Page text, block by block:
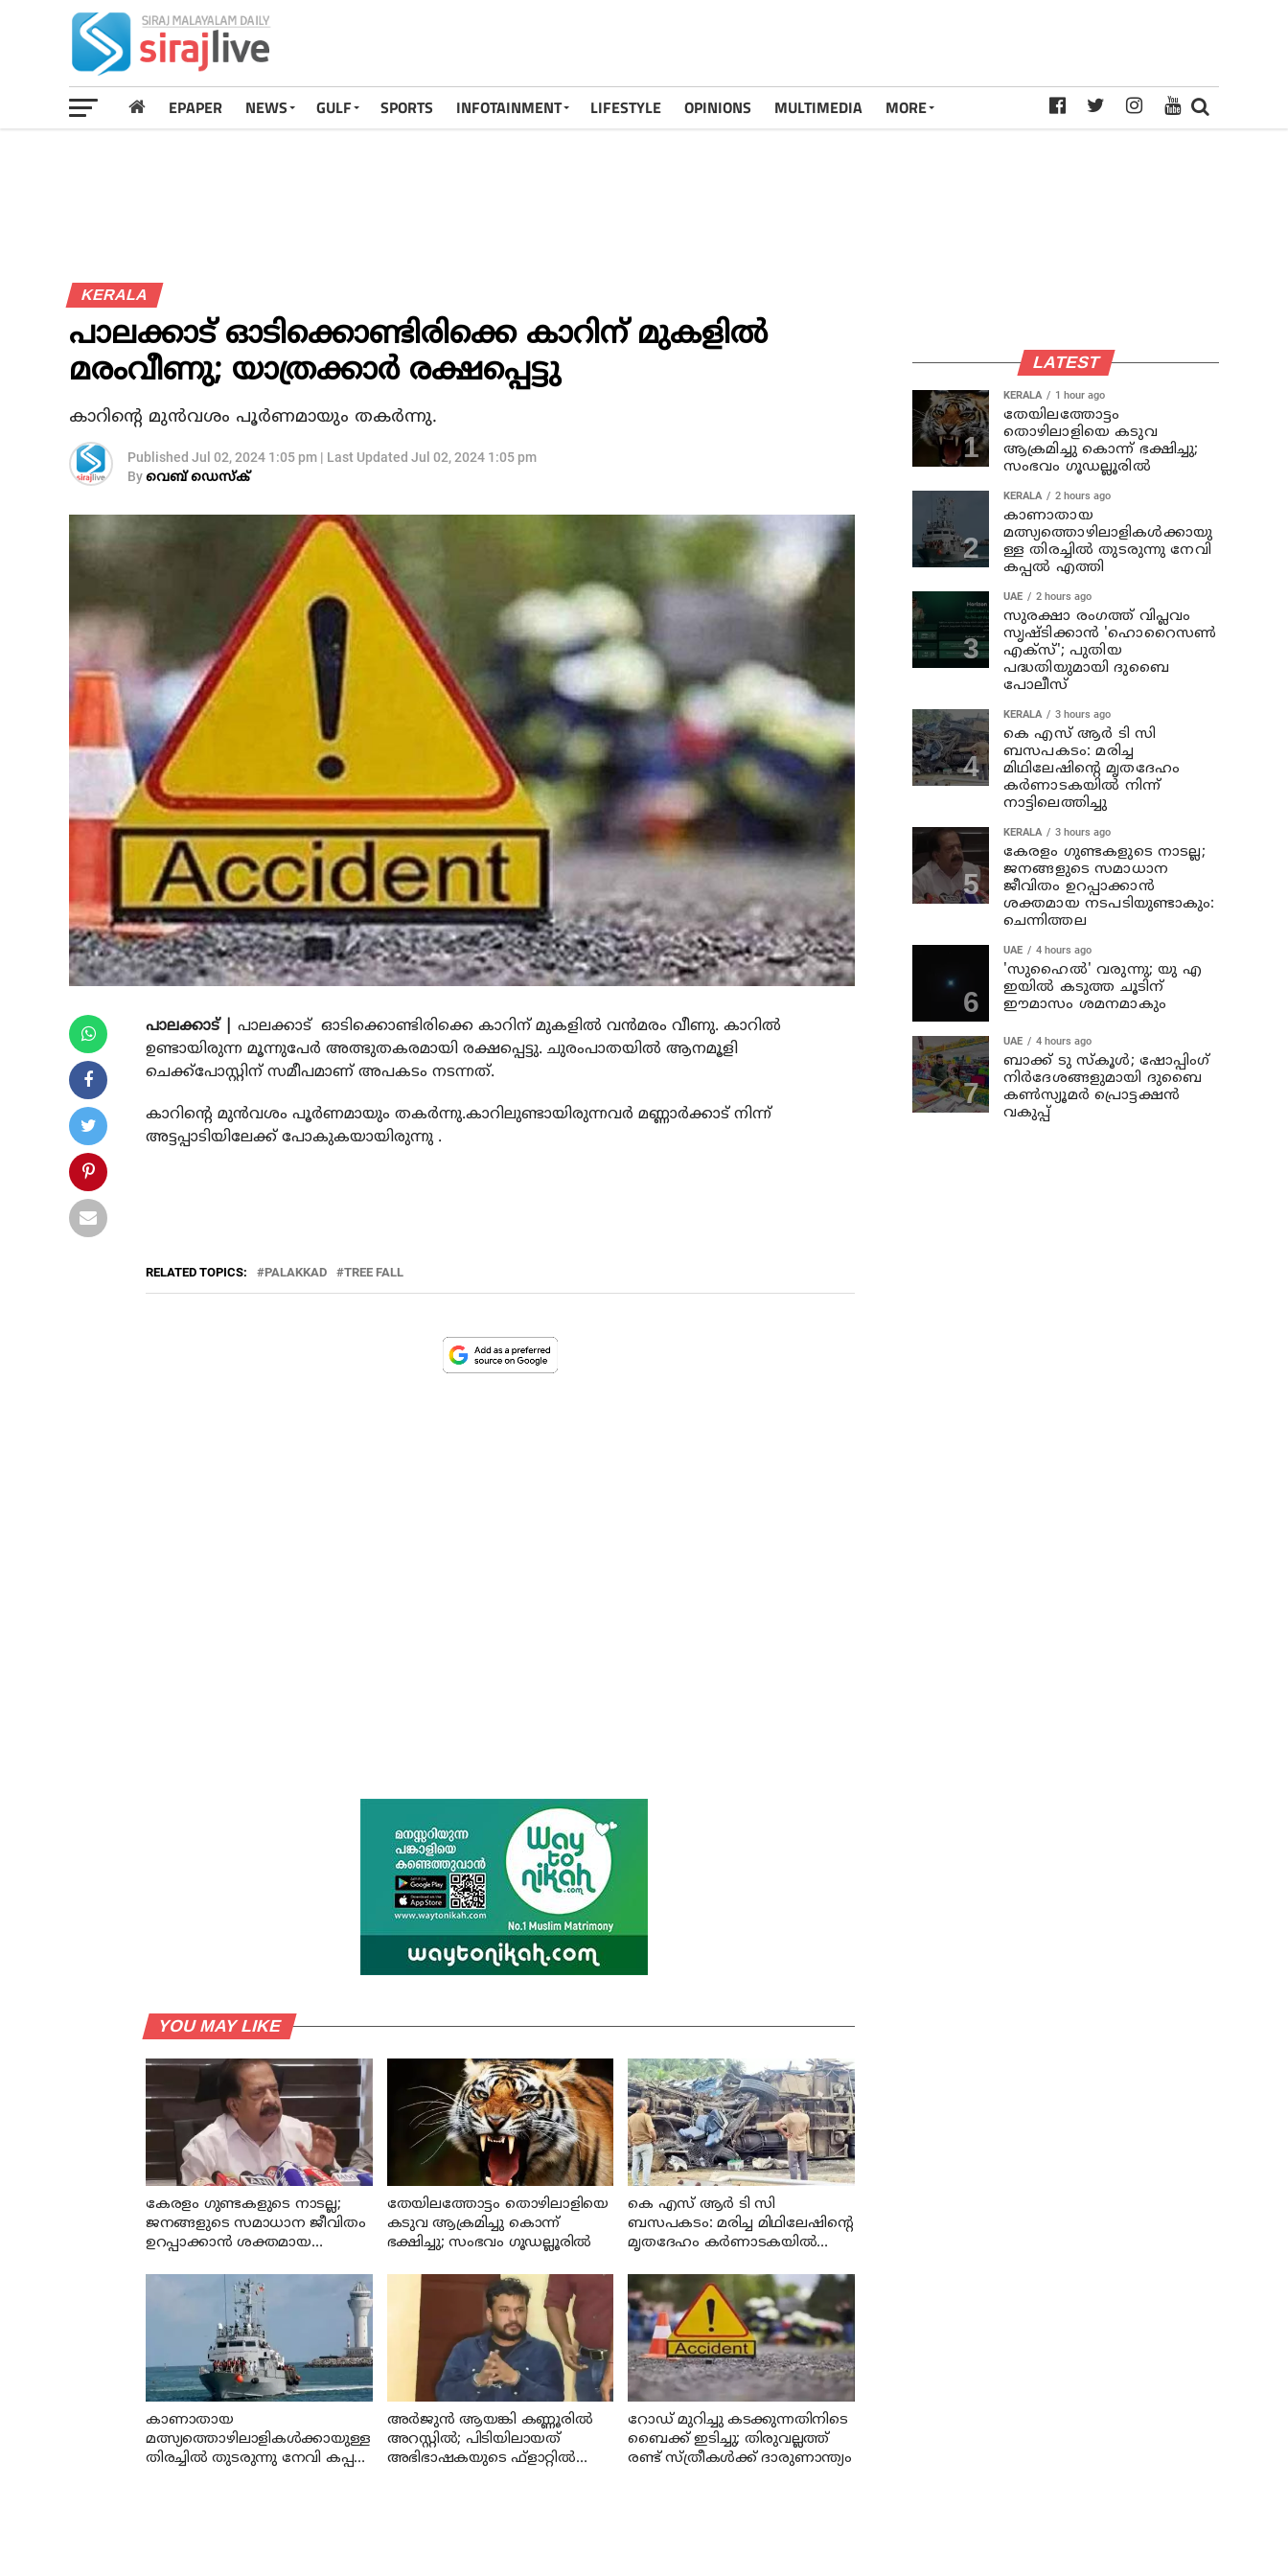
EPAPER NEWS GULF SPORTS INFOTAINMENT LIFESTYLE OPINIONS MULTIMEDIA MORE
KERALA
പാലക്കാട് ഓടിക്കൊണ്ടിരിക്കെ കാറിന് മുകളില്‍
മരംവീണു; യാത്രക്കാര്‍ രക്ഷപ്പെട്ടു
കാറിന്റെ മുന്‍വശം പൂര്‍ണമായും തകര്‍ന്നു.
Published Jul 02, 2024 1:05 pm | Last Updated Jul 02, 2024 1:05 pm
Byവെബ് ഡെസ്‌ക്
പാലക്കാട് |
പാലക്കാട് ഓടിക്കൊണ്ടിരിക്കെ കാറിന് മുകളില്‍ വന്‍മരം വീണു. കാറില്‍
ഉണ്ടായിരുന്ന മൂന്നുപേര്‍ അത്ഭുതകരമായി രക്ഷപ്പെട്ടു. ചുരംപാതയില്‍ ആനമൂളി
ചെക്ക്‌പോസ്റ്റിന് സമീപമാണ് അപകടം നടന്നത്.
കാറിന്റെ മുന്‍വശം പൂര്‍ണമായും തകര്‍ന്നു.കാറിലുണ്ടായിരുന്നവര്‍ മണ്ണാര്‍ക്കാട് നിന്ന്
അട്ടപ്പാടിയിലേക്ക് പോകുകയായിരുന്നു .
RELATED TOPICS: PALAKKAD TREE FALL
YOU MAY LIKE
കേരളം ഗുണ്ടകളുടെ നാടല്ല;
ജനങ്ങളുടെ സമാധാന ജീവിതം
ഉറപ്പാക്കാന്‍ ശക്തമായ
തേയിലത്തോട്ടം തൊഴിലാളിയെ
കടുവ ആക്രമിച്ചു കൊന്ന്
ഭക്ഷിച്ചു; സംഭവം ഗൂഡല്ലൂരില്‍
കെ എസ് ആര്‍ ടി സി
ബസപകടം: മരിച്ച മിഥിലേഷിന്റെ
മൃതദേഹം കര്‍ണാടകയില്‍
കാണാതായ
മത്സ്യത്തൊഴിലാളികള്‍ക്കായുള്ള
തിരച്ചില്‍ തുടരുന്നു നേവി കപ്പല്‍
അര്‍ജുന്‍ ആയങ്കി കണ്ണൂരില്‍
അറസ്റ്റില്‍; പിടിയിലായത്
അഭിഭാഷകയുടെ ഫ്‌ളാറ്റില്‍
റോഡ് മുറിച്ചു കടക്കുന്നതിനിടെ
ബൈക്ക് ഇടിച്ചു; തിരുവല്ലത്ത്
രണ്ട് സ്ത്രീകള്‍ക്ക് ദാരുണാന്ത്യം
LATEST
KERALA 1 hour ago
തേയിലത്തോട്ടം
തൊഴിലാളിയെ കടുവ
ആക്രമിച്ചു കൊന്ന് ഭക്ഷിച്ചു;
സംഭവം ഗൂഡല്ലൂരില്‍
KERALA 2 hours ago
കാണാതായ
മത്സ്യത്തൊഴിലാളികള്‍ക്കായു
ള്ള തിരച്ചില്‍ തുടരുന്നു നേവി
കപ്പല്‍ എത്തി
UAE 2 hours ago
സുരക്ഷാ രംഗത്ത് വിപ്ലവം
സൃഷ്ടിക്കാന്‍ 'ഹൊറൈസണ്‍
എക്‌സ്'; പുതിയ
പദ്ധതിയുമായി ദുബൈ
പോലീസ്
KERALA 3 hours ago
കെ എസ് ആര്‍ ടി സി
ബസപകടം: മരിച്ച
മിഥിലേഷിന്റെ മൃതദേഹം
കര്‍ണാടകയില്‍ നിന്ന്
നാട്ടിലെത്തിച്ചു
KERALA 3 hours ago
കേരളം ഗുണ്ടകളുടെ നാടല്ല;
ജനങ്ങളുടെ സമാധാന
ജീവിതം ഉറപ്പാക്കാന്‍
ശക്തമായ നടപടിയുണ്ടാകും:
ചെന്നിത്തല
UAE 4 hours ago
'സുഹൈല്‍' വരുന്നു; യു എ
ഇയില്‍ കടുത്ത ചൂടിന്
ഈമാസം ശമനമാകും
UAE 4 hours ago
ബാക്ക് ടു സ്‌കൂള്‍; ഷോപ്പിംഗ്
നിര്‍ദേശങ്ങളുമായി ദുബൈ
കണ്‍സ്യൂമര്‍ പ്രൊട്ടക്ഷന്‍
വകുപ്പ്